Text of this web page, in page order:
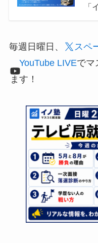
「
毎週日曜日、 スペ
YouTube LIVEでマ
ます！